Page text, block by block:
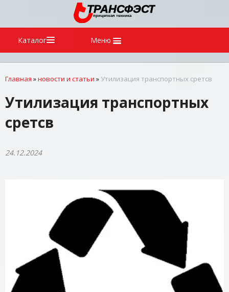
Каталог Меню
Главная »новости и статьи » Утилизация транспортных сретсв
Утилизация транспортных
сретсв
24.12.2024